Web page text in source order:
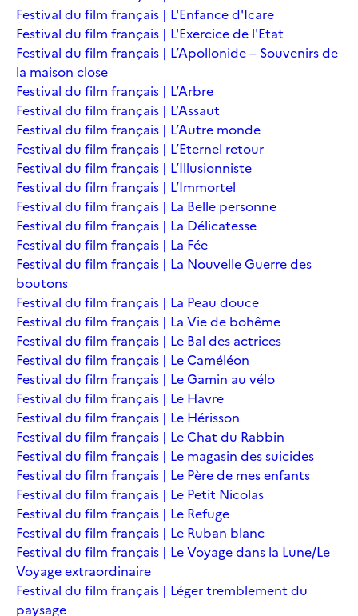
Festival du film français | L'Enfance d'Icare
Festival du film français | L'Exercice de l'Etat
Festival du film français | L’Apollonide – Souvenirs de
la maison close
Festival du film français | L’Arbre
Festival du film français | L’Assaut
Festival du film français | L’Autre monde
Festival du film français | L’Eternel retour
Festival du film français | L’Illusionniste
Festival du film français | L’Immortel
Festival du film français | La Belle personne
Festival du film français | La Délicatesse
Festival du film français | La Fée
Festival du film français | La Nouvelle Guerre des
boutons
Festival du film français | La Peau douce
Festival du film français | La Vie de bohême
Festival du film français | Le Bal des actrices
Festival du film français | Le Caméléon
Festival du film français | Le Gamin au vélo
Festival du film français | Le Havre
Festival du film français | Le Hérisson
Festival du film français | Le Chat du Rabbin
Festival du film français | Le magasin des suicides
Festival du film français | Le Père de mes enfants
Festival du film français | Le Petit Nicolas
Festival du film français | Le Refuge
Festival du film français | Le Ruban blanc
Festival du film français | Le Voyage dans la Lune/Le
Voyage extraordinaire
Festival du film français | Léger tremblement du
paysage